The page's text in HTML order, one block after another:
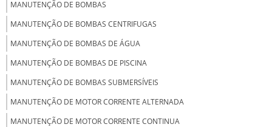
MANUTENÇÃO DE BOMBAS
MANUTENÇÃO DE BOMBAS CENTRIFUGAS
MANUTENÇÃO DE BOMBAS DE ÁGUA
MANUTENÇÃO DE BOMBAS DE PISCINA
MANUTENÇÃO DE BOMBAS SUBMERSÍVEIS
MANUTENÇÃO DE MOTOR CORRENTE ALTERNADA
MANUTENÇÃO DE MOTOR CORRENTE CONTINUA